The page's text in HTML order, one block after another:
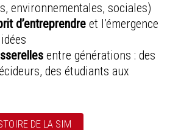
environnementales, sociales)
d’entreprendre et l’émergence
entre générations : des
des étudiants aux
DE LA SIM